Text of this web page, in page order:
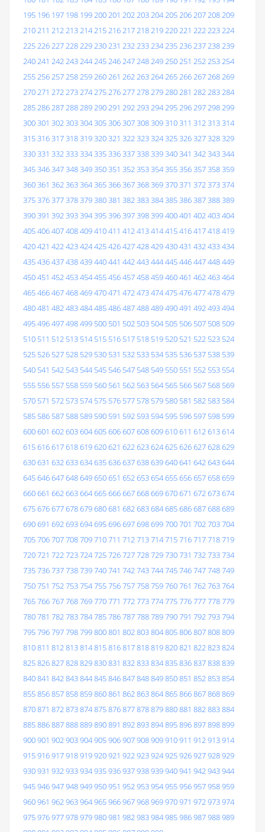
195 196 197 198 199200201 202203204205206207208209
210211 212213214215216217218219220221 222223224
225226227228229230231 232233234235236237238239
240241 242243244245246247248249250251 252253254
255256257258259260261 262263264265266267268269
270271 272273274275276277278279280281 282283284
285286287288289290291 292293294295296297298299
300301 302303304305306307308309310311 312313314
315316317318319320321 322323324325326327328329
330331 332333334335336337338339340341 342343344
345346347348349350351 352353354355356357358359
360361 362363364365366367368369370371 372373374
375376377378379380381 382383384385386387388389
390391 392393394395396397398399400401 402403404
405406407408409410411 412413414415416417418419
420421 422423424425426427428429430431 432433434
435436437438439440441 442443444445446447448449
450451 452453454455456457458459460461 462463464
465466467468469470471 472473474475476477478479
480481 482483484485486487488489490491 492493494
495496497498499 500 501 502 503 504 505 506 507 508 509
510 511 512 513 514 515 516 517 518 519 520 521 522 523 524
525 526 527 528 529 530 531 532 533 534 535 536 537 538 539
540 541 542 543 544 545 546 547 548 549 550 551 552 553 554
555 556 557 558 559 560 561 562 563 564 565 566 567 568 569
570 571 572 573 574 575 576 577 578 579 580 581 582 583 584
585 586 587 588 589 590 591 592 593 594 595 596 597 598 599
600601 602603604605606607608609610611 612613614
615616617618619620621 622623624625626627628629
630631 632633634635636637638639640641 642643644
645646647648649650651 652653654655656657658659
660661 662663664665666667668669670671 672673674
675676677678679680681 682683684685686687688689
690691 692693694695696697698699700701 702703704
705706707708709710711 712713714715716717718719
720721 722723724725726727728729730731 732733734
735736737738739740741 742743744745746747748749
750751 752753754755756757758759760761 762763764
765766767768769770771 772773774775776777778779
780781 782783784785786787788789790791 792793794
795796797798799800801 802803804805806807808809
810811 812813814815816817818819820821 822823824
825826827828829830831 832833834835836837838839
840841 842843844845846847848849850851 852853854
855856857858859860861 862863864865866867868869
870871 872873874875876877878879880881 882883884
885886887888889890891 892893894895896897898899
900901 902903904905906907908909910911 912913914
915916917918919920921 922923924925926927928929
930931 932933934935936937938939940941 942943944
945946947948949950951 952953954955956957958959
960961 962963964965966967968969970971 972973974
975976977978979980981 982983984985986987988989